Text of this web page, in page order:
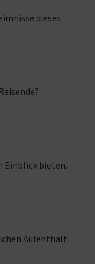
dieses
Einblick bieten.
Aufenthalt.